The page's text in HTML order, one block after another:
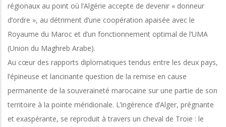
régionaux au point où l’Algérie accepte de devenir « donneur
d’ordre », au détriment d’une coopération apaisée avec le
Royaume du Maroc et d’un fonctionnement optimal de l’UMA
(Union du Maghreb Arabe).
Au cœur des rapports diplomatiques tendus entre les deux pays,
l’épineuse et lancinante question de la remise en cause
permanente de la souveraineté marocaine sur une partie de son
territoire à la pointe méridionale. L’ingérence d’Alger, prégnante
et exaspérante, se reproduit à travers un cheval de Troie : le